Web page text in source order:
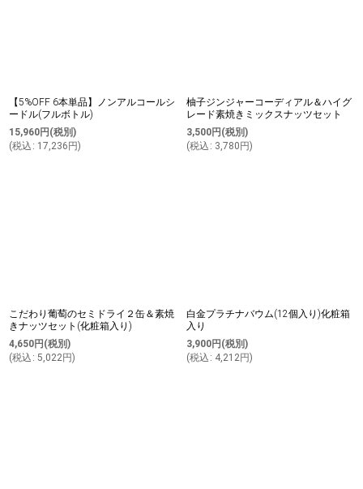
【5%OFF 6本単品】ノンアルコールシ
ードル(フルボトル)
15,960円 (税別)
(税込 : 17,236 円)
柚子ジンジャーコーディアル＆ハイグ
レード素焼きミックスナッツセット
3,500円 (税別)
(税込 : 3,780 円)
こだわり葡萄のセミドライ２缶＆素焼
きナッツセット(化粧箱入り)
4,650円 (税別)
(税込 : 5,022円)
白金プラチナバウム(12個入り)化粧箱
入り
3,900円 (税別)
(税込 : 4,212円)